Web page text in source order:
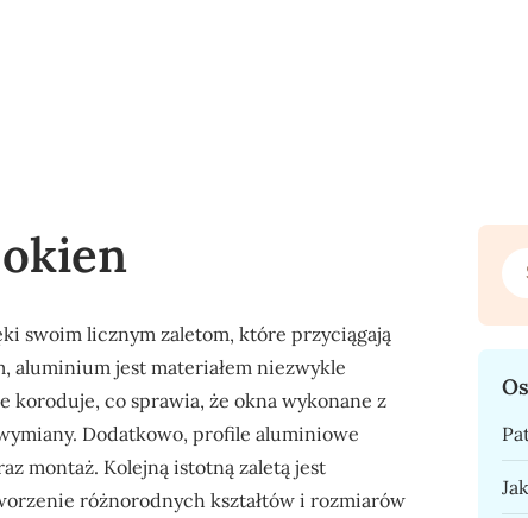
swoim licznym zaletom, które przyciągają
aluminium jest materiałem niezwykle
koroduje, co sprawia, że okna wykonane z
Dodatkowo, profile aluminiowe
montaż. Kolejną istotną zaletą jest
różnorodnych kształtów i rozmiarów